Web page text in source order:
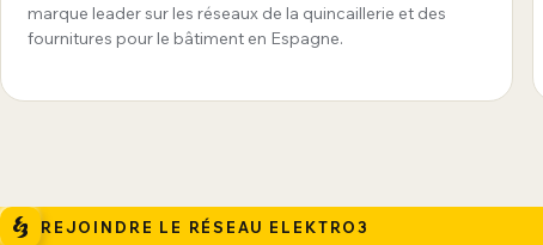
marque leader sur les réseaux de la quincaillerie et des
fournitures pour le bâtiment en Espagne.
REJOINDRE LE RÉSEAU ELEKTRO3